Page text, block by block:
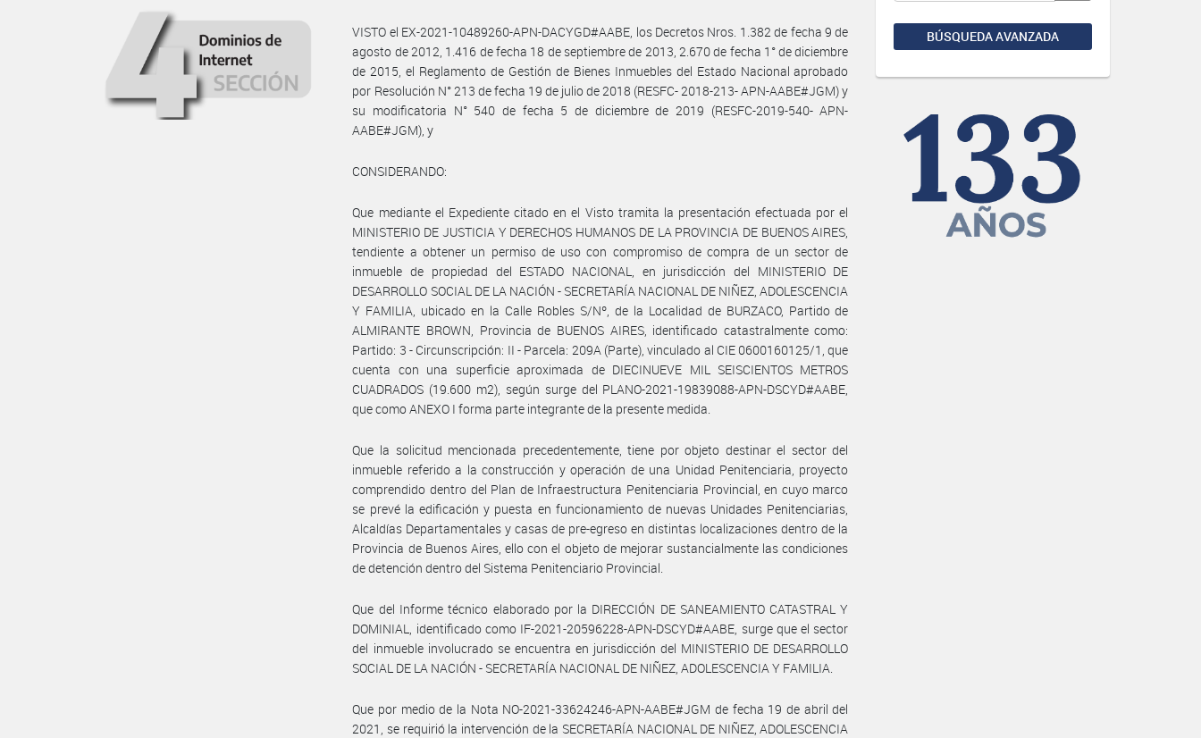
BÚSQUEDA AVANZADA
VISTO el EX-2021-10489260-APN-DACYGD#AABE, los Decretos Nros. 1.382 de fecha 9 de
agosto de 2012, 1.416 de fecha 18 de septiembre de 2013, 2.670 de fecha 1° de diciembre
de 2015, el Reglamento de Gestión de Bienes Inmuebles del Estado Nacional aprobado
por Resolución N° 213 de fecha 19 de julio de 2018 (RESFC- 2018-213- APN-AABE#JGM) y
su modificatoria N° 540 de fecha 5 de diciembre de 2019 (RESFC-2019-540- APN-
AABE#JGM), y
CONSIDERANDO:
Que mediante el Expediente citado en el Visto tramita la presentación efectuada por el
MINISTERIO DE JUSTICIA Y DERECHOS HUMANOS DE LA PROVINCIA DE BUENOS AIRES,
tendiente a obtener un permiso de uso con compromiso de compra de un sector de
inmueble de propiedad del ESTADO NACIONAL, en jurisdicción del MINISTERIO DE
DESARROLLO SOCIAL DE LA NACIÓN - SECRETARÍA NACIONAL DE NIÑEZ, ADOLESCENCIA
Y FAMILIA, ubicado en la Calle Robles S/Nº, de la Localidad de BURZACO, Partido de
ALMIRANTE BROWN, Provincia de BUENOS AIRES, identificado catastralmente como:
Partido: 3 - Circunscripción: II - Parcela: 209A (Parte), vinculado al CIE 0600160125/1, que
cuenta con una superficie aproximada de DIECINUEVE MIL SEISCIENTOS METROS
CUADRADOS (19.600 m2), según surge del PLANO-2021-19839088-APN-DSCYD#AABE,
que como ANEXO I forma parte integrante de la presente medida.
Que la solicitud mencionada precedentemente, tiene por objeto destinar el sector del
inmueble referido a la construcción y operación de una Unidad Penitenciaria, proyecto
comprendido dentro del Plan de Infraestructura Penitenciaria Provincial, en cuyo marco
se prevé la edificación y puesta en funcionamiento de nuevas Unidades Penitenciarias,
Alcaldías Departamentales y casas de pre-egreso en distintas localizaciones dentro de la
Provincia de Buenos Aires, ello con el objeto de mejorar sustancialmente las condiciones
de detención dentro del Sistema Penitenciario Provincial.
Que del Informe técnico elaborado por la DIRECCIÓN DE SANEAMIENTO CATASTRAL Y
DOMINIAL, identificado como IF-2021-20596228-APN-DSCYD#AABE, surge que el sector
del inmueble involucrado se encuentra en jurisdicción del MINISTERIO DE DESARROLLO
SOCIAL DE LA NACIÓN - SECRETARÍA NACIONAL DE NIÑEZ, ADOLESCENCIA Y FAMILIA.
Que por medio de la Nota NO-2021-33624246-APN-AABE#JGM de fecha 19 de abril del
2021, se requirió la intervención de la SECRETARÍA NACIONAL DE NIÑEZ, ADOLESCENCIA